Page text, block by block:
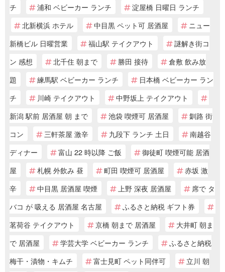
チ
浦和 ベビーカー ランチ
淀屋橋 日曜日 ランチ
北新横浜 ホテル
中目黒 ペット可 居酒屋
ニュー
新橋ビル 日曜営業
福山駅 テイクアウト
謎解き街コ
ン 感想
北千住 朝まで 勝田 接待
倉敷 飲み放
題
練馬駅 ベビーカー ランチ
日本橋 ベビーカー ラン
チ
川崎 テイクアウト
中野坂上 テイクアウト
新潟 駅前 居酒屋 朝 まで
池袋 喫煙可 居酒屋
釧路 街
コン
三軒茶屋 激辛 九段下 ランチ 土日
南越谷
ディナー
富山 22 時以降 ご飯
御徒町 喫煙可能 居酒
屋
札幌 外飲み 昼 町田 喫煙可 居酒屋
赤坂 激
辛
中目黒 居酒屋 喫煙 上野 深夜 居酒屋
席で タ
バコ が 吸える 居酒屋 名古屋
ふるさと納税 ギフト券
茗荷谷 テイクアウト
京橋 朝まで 居酒屋
大井町 朝ま
で 居酒屋
学芸大学 ベビーカー ランチ
ふるさと納税
梅干・漬物・キムチ
富士見町 ペット同伴可 立川 朝